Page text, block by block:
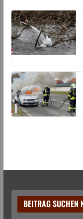
BEITRAG SUCHEN